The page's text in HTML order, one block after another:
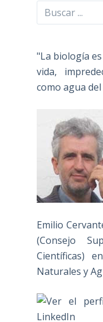
Buscar
"La biología es
vida,
como agua
Emilio
(Consejo
Científicas)
Naturales y